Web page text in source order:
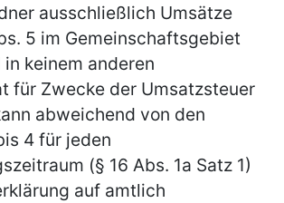
ausschließlich Umsätze
5 im Gemeinschaftsgebiet
keinem anderen
für Zwecke der Umsatzsteuer
abweichend von den
4 für jeden
(§ 16 Abs. 1a Satz 1)
auf amtlich